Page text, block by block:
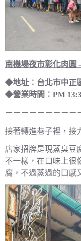
南機場夜市彰化肉圓
◆地址︰台北市中正
◆營業時間︰PM
－－－－－－－－－
接著轉進巷子裡，接
店家招牌是現蒸臭豆
不一樣，在口味上很
腐，不過蒸過的口感